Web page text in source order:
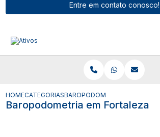
Entre em contato conosco!
HOMECATEGORIASBAROPODOMETRIA EM
Baropodometria em Fortaleza